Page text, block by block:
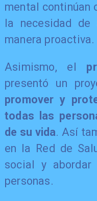
mental continúan
la necesidad de
manera proactiva.
Asimismo, el
presentó un
promover y
todas las
de su vida. Así
en la Red de
social y
personas.